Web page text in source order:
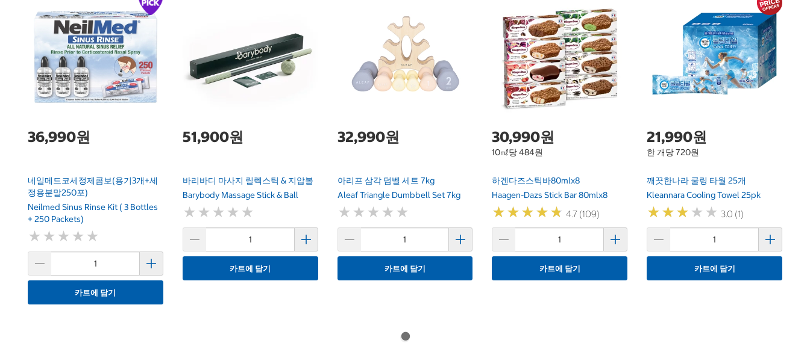
36,990원
네일메드코세정제콤보(용기3개+세
정용분말250포)
Neilmed Sinus Rinse Kit ( 3 Bottles
+ 250 Packets)
★ ★ ★ ★ ★
★ ★ ★ ★ ★
카트에 담기
51,900원
바리바디 마사지 릴렉스틱 & 지압볼
Barybody Massage Stick & Ball
★ ★ ★ ★ ★
★ ★ ★ ★ ★
카트에 담기
32,990원
아리프 삼각 덤벨 세트 7kg
Aleaf Triangle Dumbbell Set 7kg
★ ★ ★ ★ ★
★ ★ ★ ★ ★
카트에 담기
30,990원
10㎖당 484원
하겐다즈스틱바80mlx8
Haagen-Dazs Stick Bar 80mlx8
★★★★★
★★★★★ 4.7 (109)
카트에 담기
21,990원
한 개당 720원
깨끗한나라 쿨링 타월 25개
Kleannara Cooling Towel 25pk
★★★ ★ ★
★★★ ★ ★ 3.0 (1)
카트에 담기